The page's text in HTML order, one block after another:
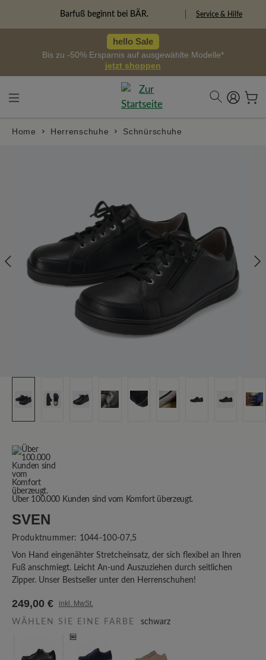
Freiheitspioniere Service & Hilfe
hello Sale
Bis zu -50% Ersparnis auf ausgewählte Modelle*
jetzt shoppen
Home Herrenschuhe Schnürschuhe
Über 100.000 Kunden sind vom Komfort überzeugt.
SVEN
Produktnummer: 1044-100-07,5
Von Hand eingenähter Stretcheinsatz, der sich flexibel an Ihren
Fuß anschmiegt. Leicht An-und Auszuziehen durch seitlichen
Zipper. Unser Bestseller unter den Herrenschuhen!
249,00 € inkl. MwSt.
WÄHLEN SIE EINE FARBE schwarz